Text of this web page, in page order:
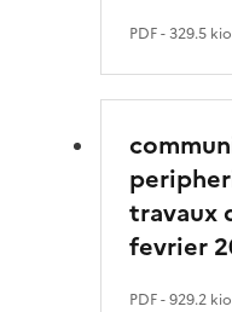
PDF- 329.5 kio
travaux
fevrier
PDF- 929.2 kio